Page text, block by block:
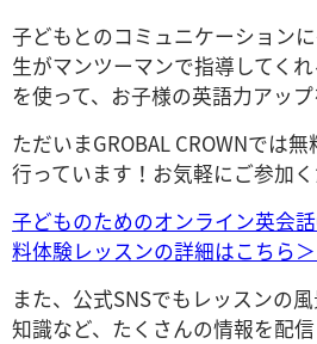
子どもとのコミュニケーション
生がマンツーマンで指導してく
を使って、お子様の英語力アッ
ただいまGROBAL CROWNでは
行っています！お気軽にご参加
子どものためのオンライン英会話
料体験レッスンの詳細はこちら
また、公式SNSでもレッスンの
知識など、たくさんの情報を配信